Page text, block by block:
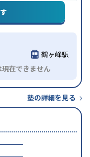
タブレットを利用オン
鶴ヶ峰駅
在できません
塾の詳細を見る